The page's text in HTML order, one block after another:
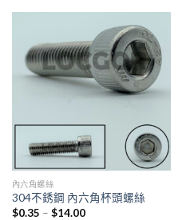
內六角螺絲
304不銹鋼 內六角杯頭螺絲
$0.35 – $14.00